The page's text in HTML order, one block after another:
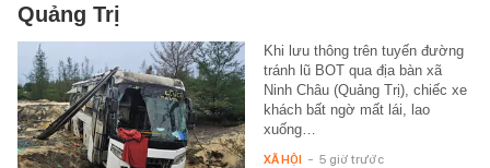
Quảng Trị
Khi lưu thông trên tuyến đường
tránh lũ BOT qua địa bàn xã
Ninh Châu (Quảng Trị), chiếc xe
khách bất ngờ mất lái, lao
xuống…
XÃ HỘI - 5 giờ trước